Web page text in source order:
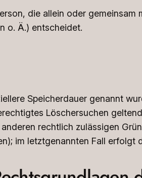
die allein oder
o. Ä.) entscheidet.
Speicherdauer genannt
Löschersuchen
rechtlich zulässigen
im letztgenannten Fall erfolgt